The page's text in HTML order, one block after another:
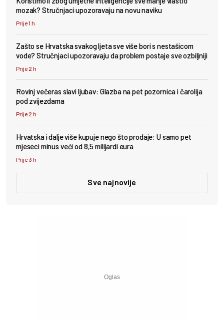
mozak? Stručnjaci upozoravaju na novu naviku
Prije 1 h
Zašto se Hrvatska svakog ljeta sve više bori s nestašicom
vode? Stručnjaci upozoravaju da problem postaje sve ozbiljniji
Prije 2 h
Rovinj večeras slavi ljubav: Glazba na pet pozornica i čarolija
pod zvijezdama
Prije 2 h
Hrvatska i dalje više kupuje nego što prodaje: U samo pet
mjeseci minus veći od 8,5 milijardi eura
Prije 3 h
Sve najnovije